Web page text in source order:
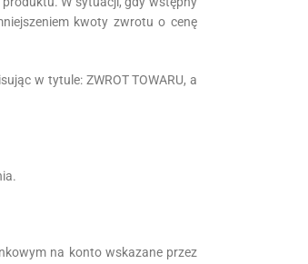
kwoty zwrotu o cenę
w tytule: ZWROT TOWARU, a
na konto wskazane przez